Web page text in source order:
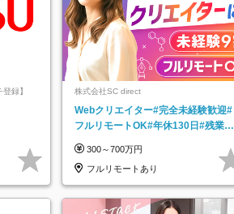
録】 株式会社SC direct
Webクリエイター#完全未経験歓迎#
フルリモートOK#年休130日#残業月
300～700万円
フルリモートあり